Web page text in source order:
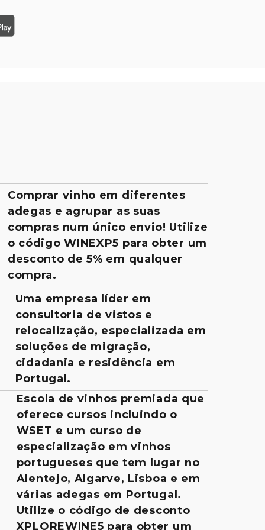
Comprar vinho em diferentes
adegas e agrupar as suas
compras num único envio! Utilize
o código WINEXP5 para obter um
desconto de 5% em qualquer
compra.
Uma empresa líder em
consultoria de vistos e
relocalização, especializada em
soluções de migração,
cidadania e residência em
Portugal.
Escola de vinhos premiada que
oferece cursos incluindo o
WSET e um curso de
especialização em vinhos
portugueses que tem lugar no
Alentejo, Algarve, Lisboa e em
várias adegas em Portugal.
Utilize o código de desconto
XPLOREWINE5 para obter um